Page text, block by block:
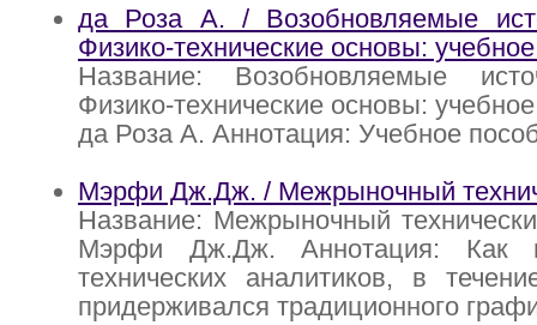
да Роза А. / Возобновляемые
Физико-технические основы:
Название: Возобновляемые
Физико-технические основы:
да Роза А. Аннотация: Учебное
Мэрфи Дж.Дж. / Межрыночный
Название: Межрыночный
Мэрфи Дж.Дж. Аннотация: Как
технических аналитиков, в
придерживался традиционного